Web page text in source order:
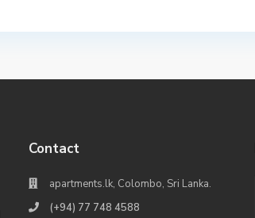
Contact
apartments.lk, Colombo, Sri Lanka.
(+94) 77 748 4588